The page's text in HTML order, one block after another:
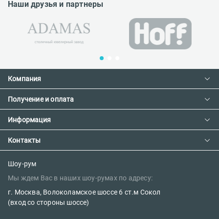
Наши друзья и партнеры
Компания
Контакты
О компании
Сотрудничество
Наш блог
Получение и оплата
Доставка и оплата
Предзаказ товара с фабрики
Информация
Как сделать заказ
Политика конфиденциальности
Правила поклейки обоев
Контакты
E-mail:
sales@oboi-store.ru
Телефоны:
Шоу-рум
Мы ждем Вас в наших шоу-румах по адресу:
г. Москва, Волоколамское шоссе 6 ст.м Сокол
(вход со стороны шоссе)